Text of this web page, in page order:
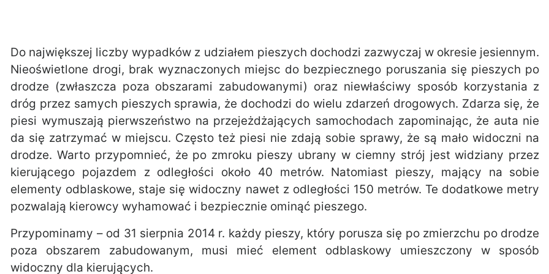
Do największej liczby wypadków z udziałem pieszych dochodzi zazwyczaj w okresie jesiennym.
Nieoświetlone drogi, brak wyznaczonych miejsc do bezpiecznego poruszania się pieszych po
drodze (zwłaszcza poza obszarami zabudowanymi) oraz niewłaściwy sposób korzystania z
dróg przez samych pieszych sprawia, że dochodzi do wielu zdarzeń drogowych. Zdarza się, że
piesi wymuszają pierwszeństwo na przejeżdżających samochodach zapominając, że auta nie
da się zatrzymać w miejscu. Często też piesi nie zdają sobie sprawy, że są mało widoczni na
drodze. Warto przypomnieć, że po zmroku pieszy ubrany w ciemny strój jest widziany przez
kierującego pojazdem z odległości około 40 metrów. Natomiast pieszy, mający na sobie
elementy odblaskowe, staje się widoczny nawet z odległości 150 metrów. Te dodatkowe metry
pozwalają kierowcy wyhamować i bezpiecznie ominąć pieszego.
Przypominamy – od 31 sierpnia 2014 r. każdy pieszy, który porusza się po zmierzchu po drodze
poza obszarem zabudowanym, musi mieć element odblaskowy umieszczony w sposób
widoczny dla kierujących.